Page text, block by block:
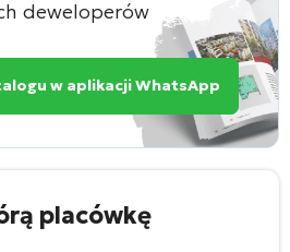
deweloperów
w aplikacji WhatsApp
placówkę